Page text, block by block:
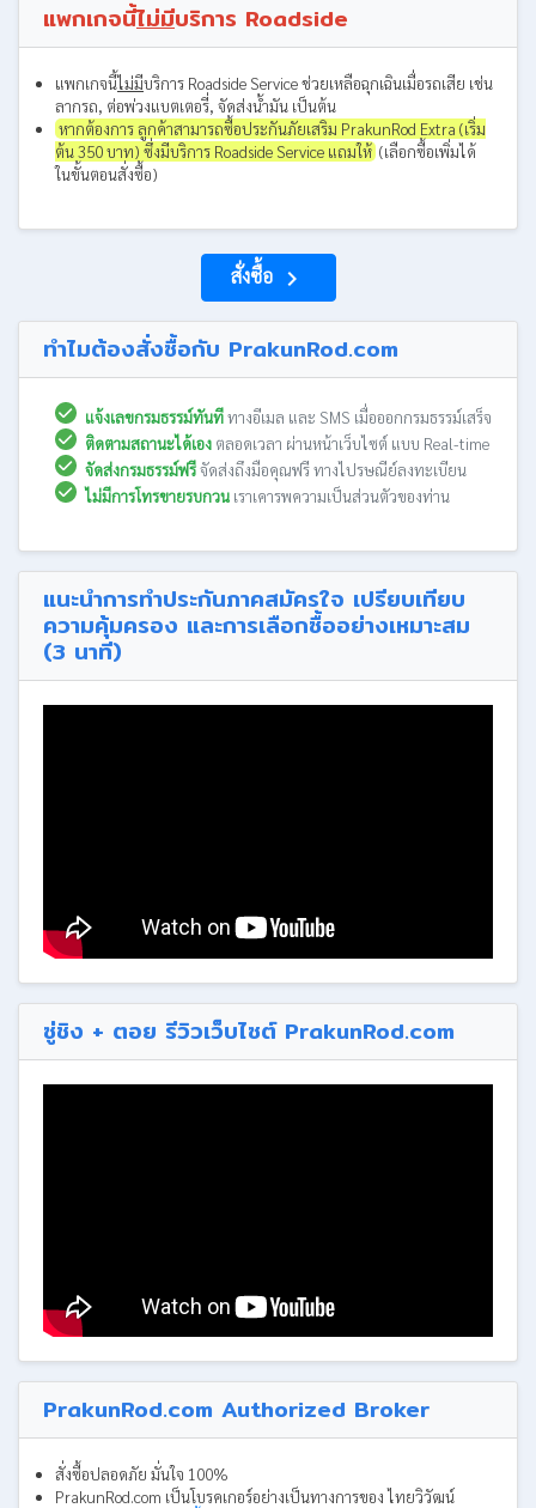
แพกเกจนี้ไม่มีบริการ Roadside
แพกเกจนี้ไม่มีบริการ Roadside Service ช่วยเหลือฉุกเฉินเมื่อรถเสีย เช่น
ลากรถ, ต่อพ่วงแบตเตอรี่, จัดส่งน้ำมัน เป็นต้น
หากต้องการ ลูกค้าสามารถซื้อประกันภัยเสริม PrakunRod Extra (เริ่ม
ต้น 350 บาท) ซึ่งมีบริการ Roadside Service แถมให้ (เลือกซื้อเพิ่มได้
ในขั้นตอนสั่งซื้อ)
สั่งซื้อ navigate_next
ทำไมต้องสั่งซื้อกับ PrakunRod.com
แจ้งเลขกรมธรรม์ทันทีทางอีเมล และ SMS เมื่อออกกรมธรรม์เสร็จ
ติดตามสถานะได้เอง ตลอดเวลา ผ่านหน้าเว็บไซต์ แบบ Real-time
จัดส่งกรมธรรม์ฟรีจัดส่งถึงมือคุณฟรี ทางไปรษณีย์ลงทะเบียน
ไม่มีการโทรขายรบกวน เราเคารพความเป็นส่วนตัวของท่าน
แนะนำการทำประกันภาคสมัครใจ เปรียบเทียบ
ความคุ้มครอง และการเลือกซื้ออย่างเหมาะสม
(3 นาที)
ซู่ชิง + ตอย รีวิวเว็บไซต์ PrakunRod.com
PrakunRod.com Authorized Broker
สั่งซื้อปลอดภัย มั่นใจ 100%
PrakunRod.com เป็นโบรคเกอร์อย่างเป็นทางการของ ไทยวิวัฒน์